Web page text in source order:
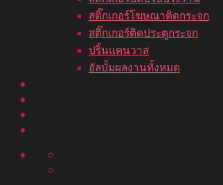
สติ๊กเกอร์โฆษณาติดกระจก
สติ๊กเกอร์ติดประตูกระจก
ปริ้นแคนวาส
อัลบั้มผลงานทั้งหมด